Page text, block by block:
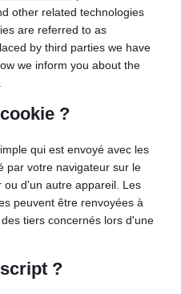
other related technologies
are referred to as
by third parties we have
we inform you about the
?
qui est envoyé avec les
par votre navigateur sur le
d'un autre appareil. Les
peuvent être renvoyées à
tiers concernés lors d'une
?